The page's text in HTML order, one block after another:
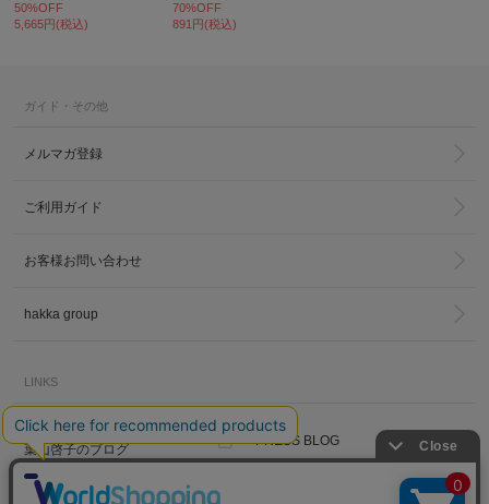
50%OFF
5,665円(税込)
70%OFF
891円(税込)
ガイド・その他
メルマガ登録
ご利用ガイド
お客様お問い合わせ
hakka group
LINKS
トータルディレクター
葉山啓子のブログ
PRESS BLOG